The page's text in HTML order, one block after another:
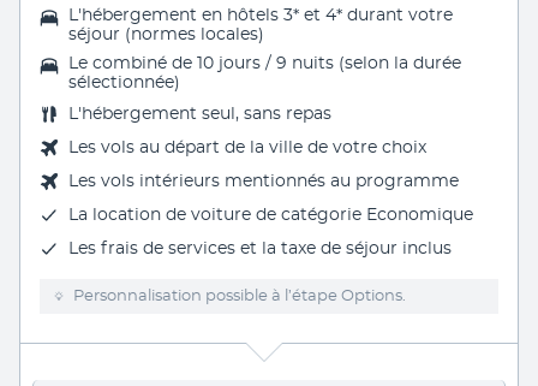
L'hébergement en hôtels 3* et 4* durant votre
séjour (normes locales)
Le combiné de 10 jours / 9 nuits (selon la durée
sélectionnée)
L' hébergement seul, sans repas
Les vols au départ de la ville de votre choix
Les vols intérieurs mentionnés au programme
La
location de voiture de catégorie Economique
Les frais de services et la taxe de séjour inclus
Personnalisation possible à l’étape Options.